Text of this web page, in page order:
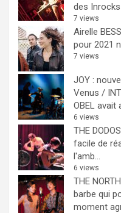
des
7 views
Airelle
pour 2021
7 views
JOY :
Venus /
OBEL avait
6 views
THE
facile de
l'amb...
6 views
THE
barbe qui
moment